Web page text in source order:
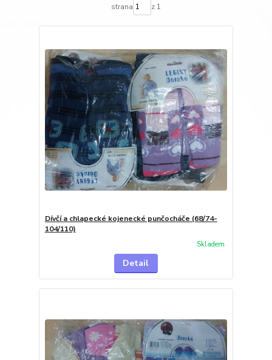
strana z 1
Dívčí a chlapecké kojenecké punčocháče (68/74-
104/110)
Skladem
Detail